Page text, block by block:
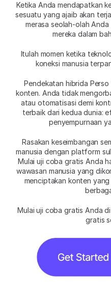
Ketika Anda mendapatkan
sesuatu yang ajaib akan
merasa seolah-olah
mereka dalam
Itulah momen ketika
koneksi manusia
Pendekatan hibrida Perso
konten. Anda tidak
atau otomatisasi demi
terbaik dari kedua dunia:
penyempurnaan
Rasakan keseimbangan
manusia dengan platform
Mulai uji coba gratis Anda
wawasan manusia yang
menciptakan konten
Mulai uji coba gratis Anda
gratis